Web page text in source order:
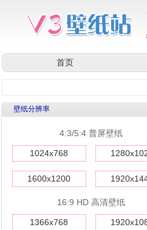
首页
壁纸分辨率
4:3/5:4 普屏壁纸
1024x768
1600x1200
16:9 HD 高清壁纸
1366x768